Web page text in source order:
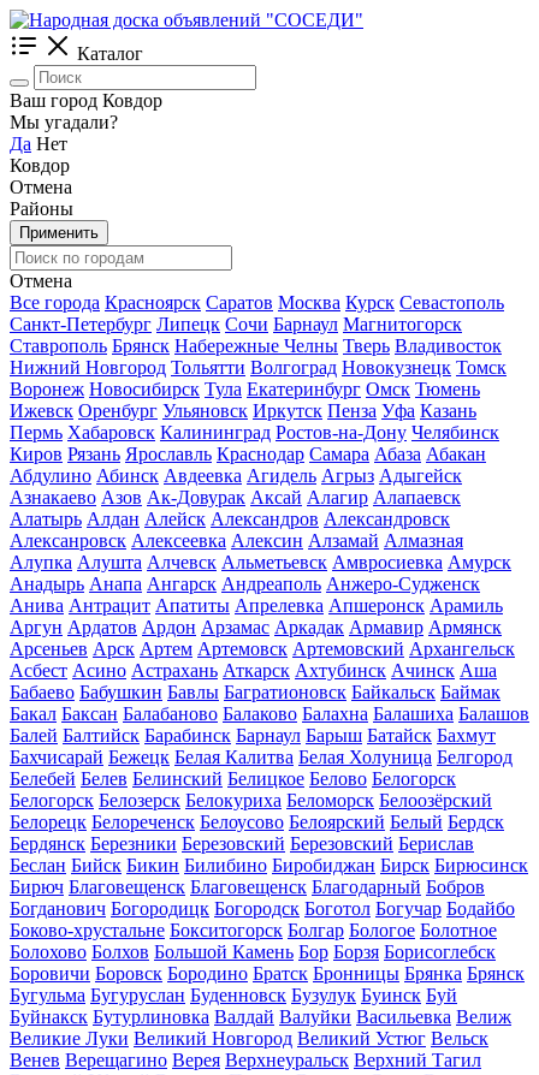
Каталог
Ваш город Ковдор
Мы угадали?
Да Нет
Ковдор
Отмена
Районы
Применить
Отмена
Все города Красноярск Саратов Москва Курск Севастополь
Санкт-Петербург Липецк Сочи Барнаул Магнитогорск
Ставрополь Брянск Набережные Челны Тверь Владивосток
Нижний Новгород Тольятти Волгоград Новокузнецк Томск
Воронеж Новосибирск Тула Екатеринбург Омск Тюмень
Ижевск Оренбург Ульяновск Иркутск Пенза Уфа Казань
Пермь Хабаровск Калининград Ростов-на-Дону Челябинск
Киров Рязань Ярославль Краснодар Самара Абаза Абакан
Абдулино Абинск Авдеевка Агидель Агрыз Адыгейск
Азнакаево Азов Ак-Довурак Аксай Алагир Алапаевск
Алатырь Алдан Алейск Александров Александровск
Алексанровск Алексеевка Алексин Алзамай Алмазная
Алупка Алушта Алчевск Альметьевск Амвросиевка Амурск
Анадырь Анапа Ангарск Андреаполь Анжеро-Судженск
Анива Антрацит Апатиты Апрелевка Апшеронск Арамиль
Аргун Ардатов Ардон Арзамас Аркадак Армавир Армянск
Арсеньев Арск Артем Артемовск Артемовский Архангельск
Асбест Асино Астрахань Аткарск Ахтубинск Ачинск Аша
Бабаево Бабушкин Бавлы Багратионовск Байкальск Баймак
Бакал Баксан Балабаново Балаково Балахна Балашиха Балашов
Балей Балтийск Барабинск Барнаул Барыш Батайск Бахмут
Бахчисарай Бежецк Белая Калитва Белая Холуница Белгород
Белебей Белев Белинский Белицкое Белово Белогорск
Белогорск Белозерск Белокуриха Беломорск Белоозёрский
Белорецк Белореченск Белоусово Белоярский Белый Бердск
Бердянск Березники Березовский Березовский Берислав
Беслан Бийск Бикин Билибино Биробиджан Бирск Бирюсинск
Бирюч Благовещенск Благовещенск Благодарный Бобров
Богданович Богородицк Богородск Боготол Богучар Бодайбо
Боково-хрустальне Бокситогорск Болгар Бологое Болотное
Болохово Болхов Большой Камень Бор Борзя Борисоглебск
Боровичи Боровск Бородино Братск Бронницы Брянка Брянск
Бугульма Бугуруслан Буденновск Бузулук Буинск Буй
Буйнакск Бутурлиновка Валдай Валуйки Васильевка Велиж
Великие Луки Великий Новгород Великий Устюг Вельск
Венев Верещагино Верея Верхнеуральск Верхний Тагил